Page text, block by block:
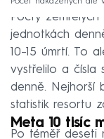
Počty
jednotkách
10–15 úmrtí. To
vystřelilo a čísla
denně. Nejhorší
statistik resortu
Meta 10 tisíc
Po téměř deseti